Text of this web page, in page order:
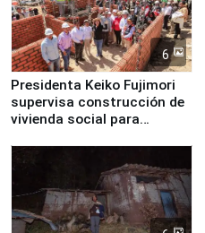
6
Presidenta Keiko Fujimori
supervisa construcción de
vivienda social para